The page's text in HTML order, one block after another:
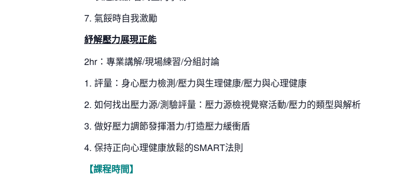
7. 氣餒時自我激勵
紓解壓力展現正能
2hr ： 專業講解/現場練習/分組討論
1. 評量：身心壓力檢測/壓力與生理健康/壓力與心理健康
2. 如何找出壓力源/測驗評量：壓力源檢視覺察活動/壓力的類型與解析
3. 做好壓力調節發揮潛力/打造壓力緩衝盾
4. 保持正向心理健康放鬆的SMART法則
【課程時間】